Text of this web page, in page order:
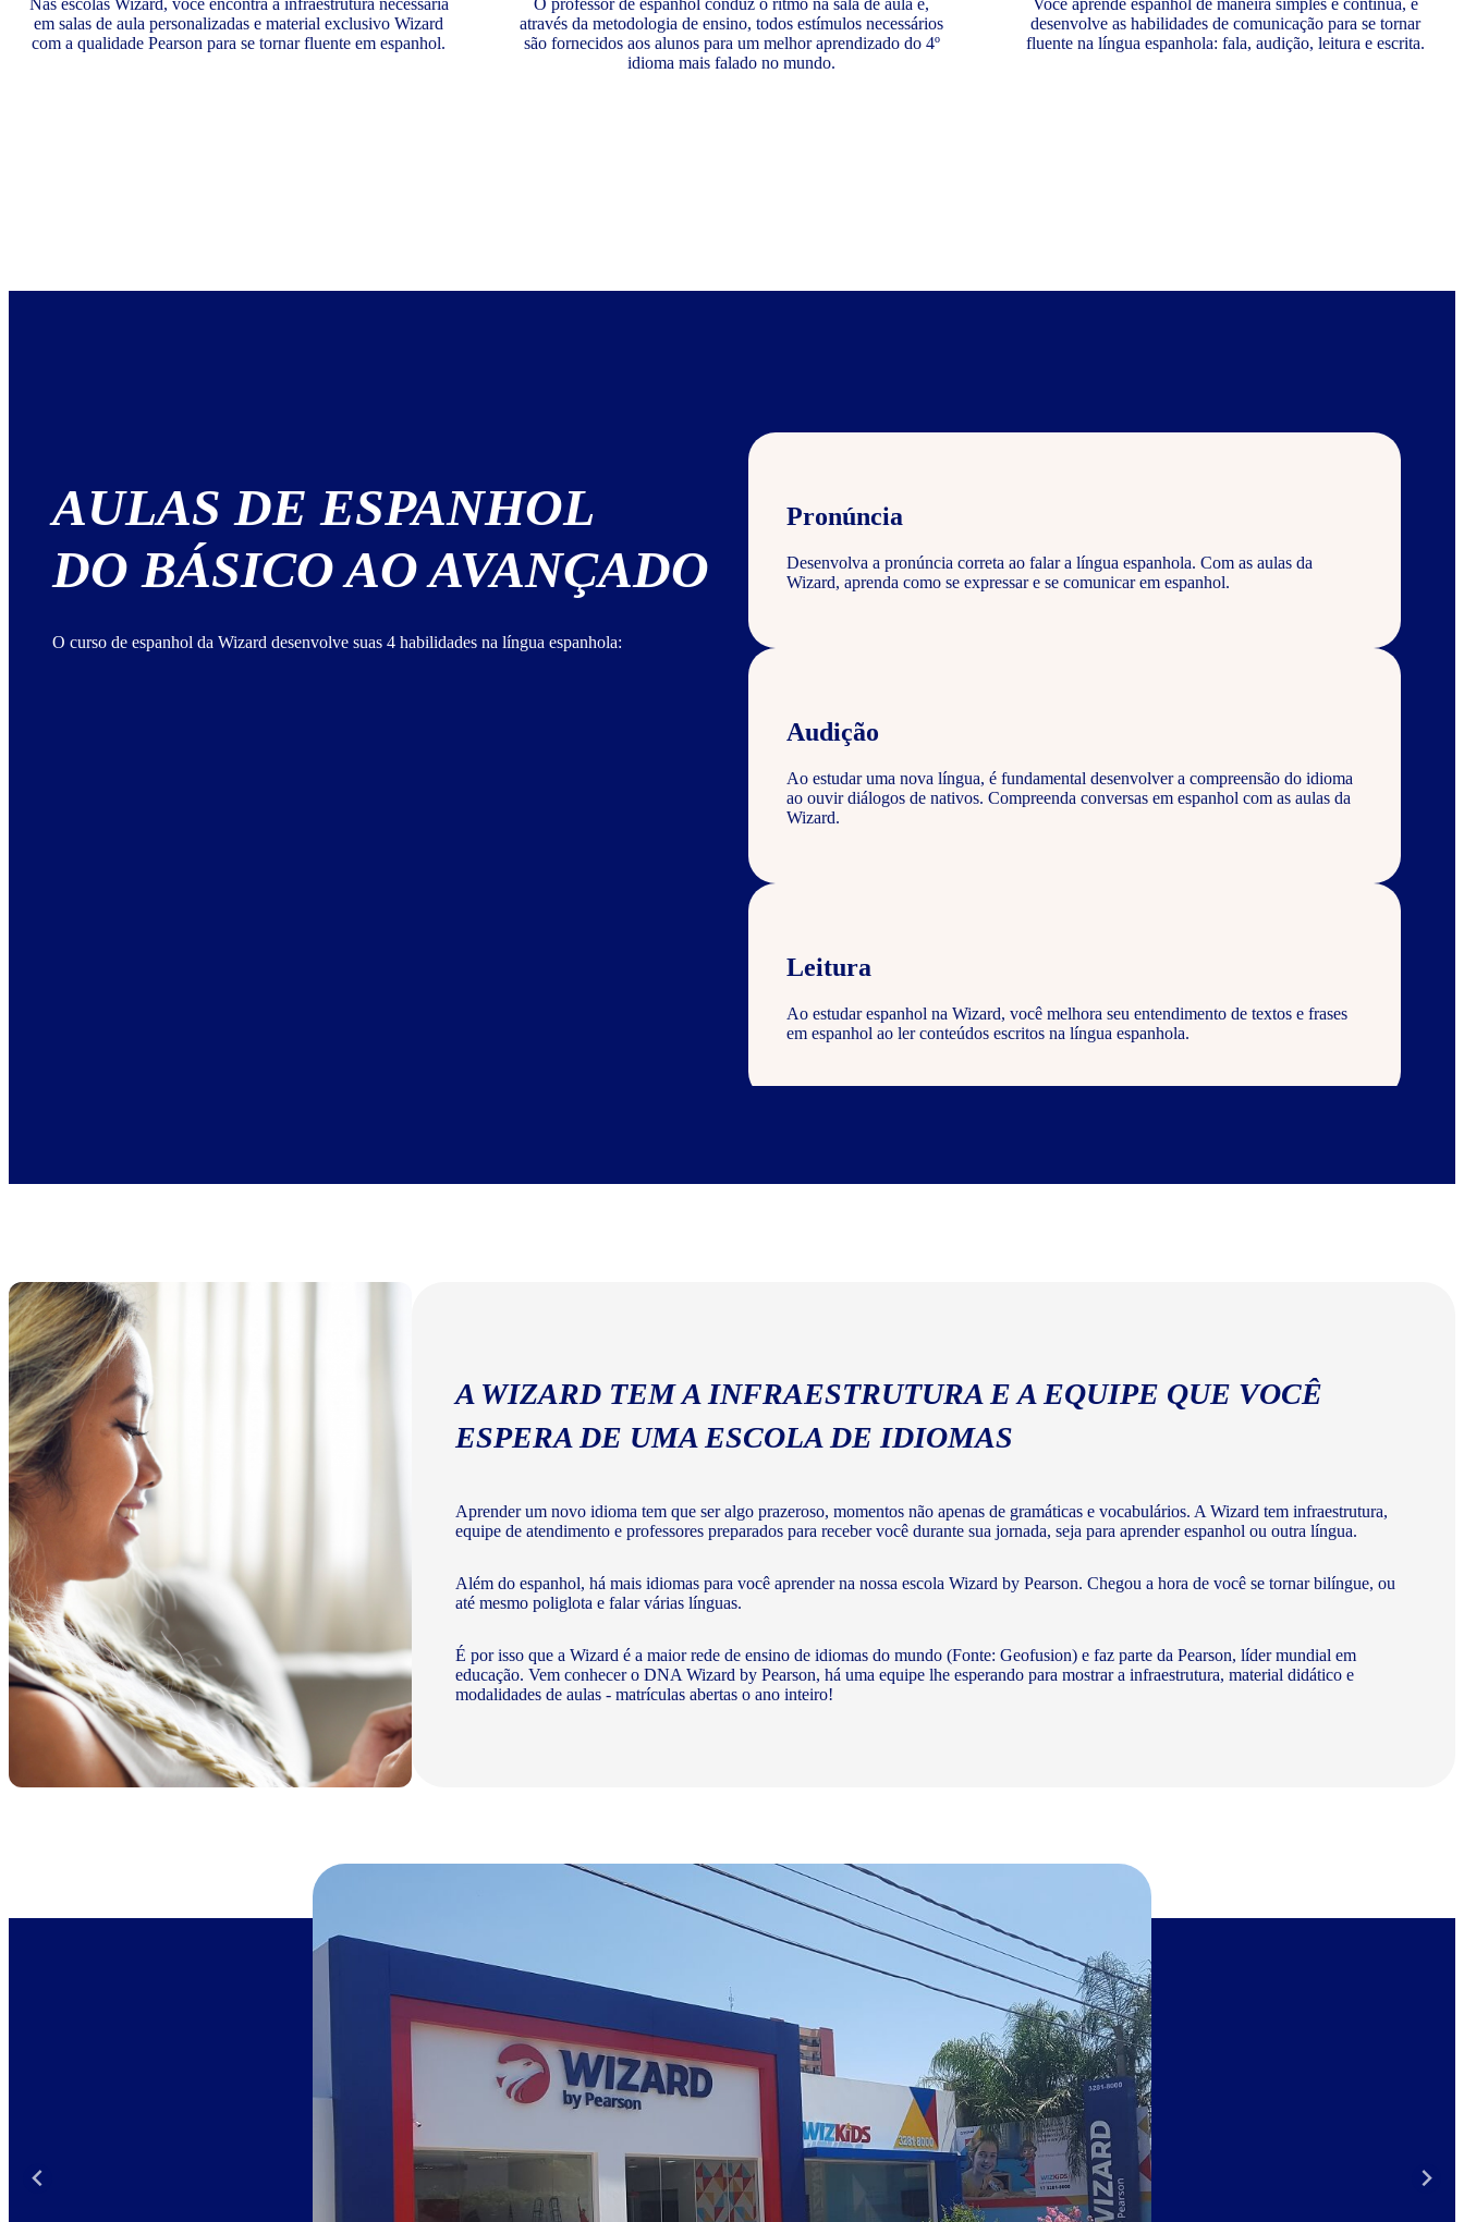
em salas de aula personalizadas e material exclusivo Wizard
com a qualidade Pearson para se tornar fluente em espanhol.
através da metodologia de ensino, todos estímulos necessários
são fornecidos aos alunos para um melhor aprendizado do 4º
idioma mais falado no mundo.
desenvolve as habilidades de comunicação para se tornar
fluente na língua espanhola: fala, audição, leitura e escrita.
AULAS DE ESPANHOL
DO BÁSICO AO AVANÇADO
O curso de espanhol da Wizard desenvolve suas 4 habilidades na língua espanhola:
Pronúncia
Desenvolva a pronúncia correta ao falar a língua espanhola. Com as aulas da
Wizard, aprenda como se expressar e se comunicar em espanhol.
Audição
Ao estudar uma nova língua, é fundamental desenvolver a compreensão do idioma
ao ouvir diálogos de nativos. Compreenda conversas em espanhol com as aulas da
Wizard.
Leitura
Ao estudar espanhol na Wizard, você melhora seu entendimento de textos e frases
em espanhol ao ler conteúdos escritos na língua espanhola.
Escrita
A WIZARD TEM A INFRAESTRUTURA E A EQUIPE QUE VOCÊ
ESPERA DE UMA ESCOLA DE IDIOMAS
Aprender um novo idioma tem que ser algo prazeroso, momentos não apenas de gramáticas e vocabulários. A Wizard tem infraestrutura,
equipe de atendimento e professores preparados para receber você durante sua jornada, seja para aprender espanhol ou outra língua.
Além do espanhol, há mais idiomas para você aprender na nossa escola Wizard by Pearson. Chegou a hora de você se tornar bilíngue, ou
até mesmo poliglota e falar várias línguas.
É por isso que a Wizard é a maior rede de ensino de idiomas do mundo (Fonte: Geofusion) e faz parte da Pearson, líder mundial em
educação. Vem conhecer o DNA Wizard by Pearson, há uma equipe lhe esperando para mostrar a infraestrutura, material didático e
modalidades de aulas - matrículas abertas o ano inteiro!